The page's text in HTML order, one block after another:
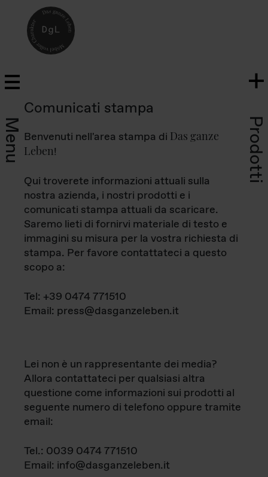
Menu Prodotti
Comunicati stampa
Benvenuti nell'area stampa di Das ganze
Leben!
Qui troverete informazioni attuali sulla
nostra azienda, i nostri prodotti e i
comunicati stampa attuali da scaricare.
Saremo lieti di fornirvi materiale di testo e
immagini su misura per la vostra richiesta di
stampa. Per favore contattateci a questo
scopo a:
Tel: +39 0474 771510
Email: press@dasganzeleben.it
Lei non è un rappresentante dei media?
Allora contattateci per qualsiasi altra
questione come informazioni sui prodotti al
seguente numero di telefono oppure tramite
email:
Tel.: 0039 0474 771510
Email: info@dasganzeleben.it